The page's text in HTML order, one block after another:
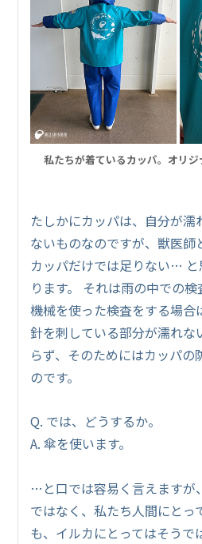
私たちが着ているカッパ。オリジ
たしかにカッパは、自分が
ないものなのですが、獣医師
カッパだけでは足りない…
ります。 それは雨の中での検
機械を使った検査をする場合
針を刺している部分が濡れな
らず、そのためにはカッパの
のです。
Q. では、どうするか。
A. 傘を使います。
…と口では容易く言えますが
ではなく、私たち人間にとっ
も、イルカにとってはそうで